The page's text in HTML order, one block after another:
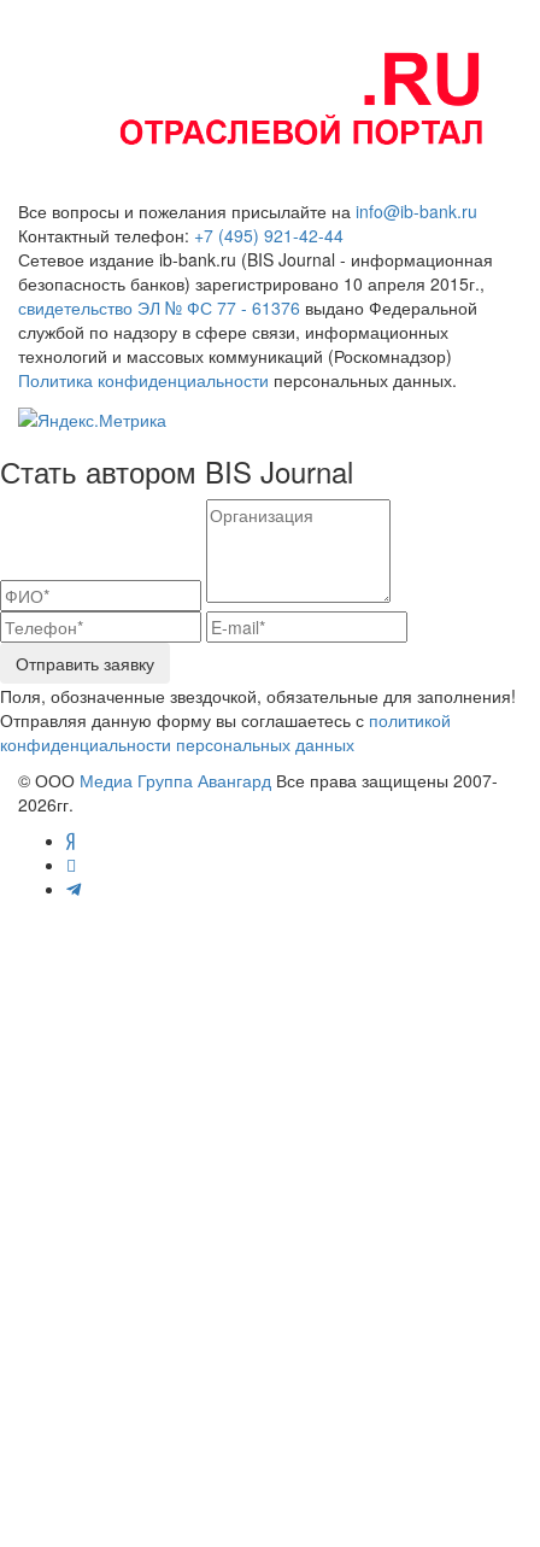
Все вопросы и пожелания присылайте на info@ib-bank.ru
Контактный телефон: +7 (495) 921-42-44
Сетевое издание ib-bank.ru (BIS Journal - информационная
безопасность банков) зарегистрировано 10 апреля 2015г.,
свидетельство ЭЛ № ФС 77 - 61376 выдано Федеральной
службой по надзору в сфере связи, информационных
технологий и массовых коммуникаций (Роскомнадзор)
Политика конфиденциальности персональных данных.
Стать автором BIS Journal
Отправить заявку
Поля, обозначенные звездочкой, обязательные для заполнения!
Отправляя данную форму вы соглашаетесь с политикой
конфиденциальности персональных данных
© ООО Медиа Группа Авангард Все права защищены 2007-
2026гг.